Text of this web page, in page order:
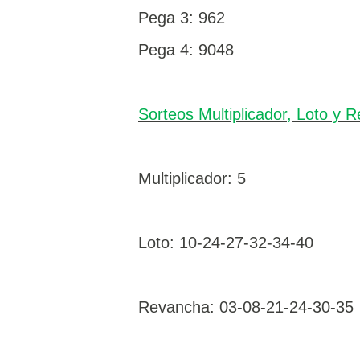
Pega 3: 962
Pega 4: 9048
Sorteos Multiplicador, Loto y
Multiplicador: 5
Loto: 10-24-27-32-34-40
Revancha: 03-08-21-24-30-35